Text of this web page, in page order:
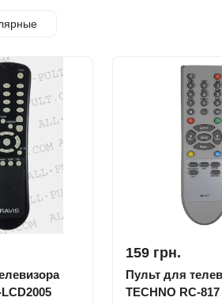
159 грн.
Пульт для
TECHNO RC-817